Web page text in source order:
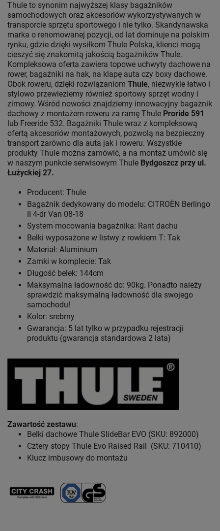
Thule to synonim najwyższej klasy bagażników
samochodowych oraz akcesoriów wykorzystywanych w
transporcie sprzętu sportowego i nie tylko. Skandynawska
marka o renomowanej pozycji, od lat dominuje na polskim
rynku, gdzie dzięki wysiłkom Thule Polska, klienci mogą
cieszyć się znakomitą jakością bagażników Thule.
Kompleksowa oferta zawiera topowe uchwyty dachowe na
rower, bagażniki na hak, na klapę auta czy boxy dachowe.
Obok roweru, dzięki rozwiązaniom Thule, niezwykle łatwo i
stylowo przewieziemy również sportowy sprzęt wodny i
zimowy. Wśród nowości znajdziemy innowacyjny bagażnik
dachowy z montażem roweru za ramę Thule Proride 591
lub Freeride 532. Bagażniki Thule wraz z kompleksową
ofertą akcesoriów montażowych, pozwolą na bezpieczny
transport zarówno dla auta jak i roweru. Wszystkie
produkty Thule można zamówić, a na montaż umówić się
w naszym punkcie serwisowym Thule Bydgoszcz przy ul.
Łużyckiej 27.
Producent: Thule
Bagażnik dedykowany do modelu: CITROËN Berlingo
II 4-dr Van 08-18
System mocowania bagażnika: Rant dachu
Belki wyposażone w listwy z rowkiem T: Tak
Materiał: Aluminium
Zamki w komplecie: Tak
Długość belek: 144cm
Maksymalna ładowność do: 90kg. Ponadto należy
sprawdzić maksymalną ładowność dla swojego
samochodu!
Kolor: srebrny
Gwarancja: 5 lat tylko w przypadku rejestracji
produktu (gwarancja standardowa 2 lata)
Zawartość zestawu:
Belki dachowe Thule SlideBar EVO (SKU: 892000)
Cztery stopy Thule Evo Raised Rail (SKU: 710410)
Klucz imbusowy do montażu